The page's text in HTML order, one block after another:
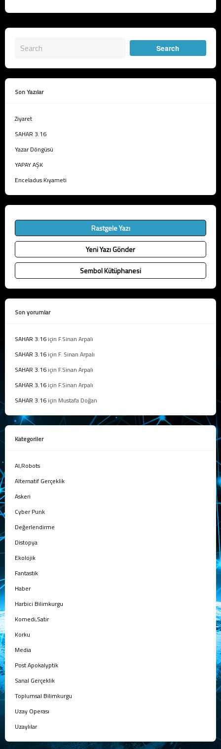
Son Yazılar
Ziyaret
SAHAR 3.16
Yazar Döngüsü
YAPAY AŞK
Enceladus Kıyameti
Rastgele Yazı
Yeni Yazı Gönder
Sembol Kütüphanesi
Son yorumlar
SAHAR 3.16 için F.Sinan Arpalı
SAHAR 3.16 için F. Sinan Arpalı
SAHAR 3.16 için F.Sinan Arpalı
SAHAR 3.16 için F.Sinan Arpalı
SAHAR 3.16 için Mustafa Doğan
Kategoriler
AI,Robots
Alternatif Gerçeklik
Askeri
Cyber Punk
Değerlendirme
Distopya
Ekolojik
Fantastik
Haber
Harbici Bilimkurgu
Komedi,Satir
Korku
Media
Post Apokalyptik
Sanal Gerçeklik
Toplumsal Bilimkurgu
Uzay Operası
Uzaylılar